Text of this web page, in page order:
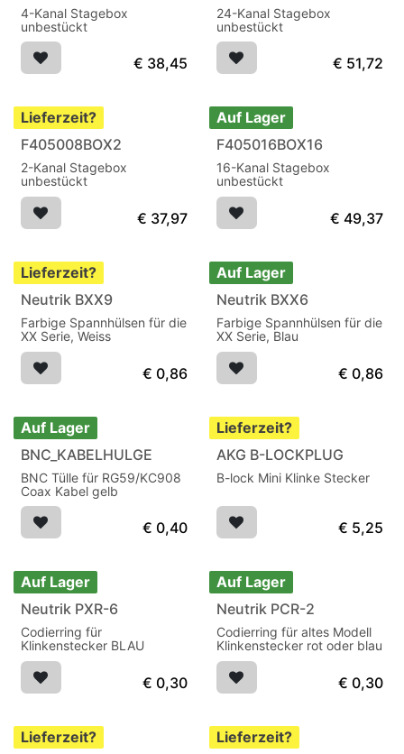
4-Kanal Stagebox
unbestückt
€ 38,45
24-Kanal Stagebox
unbestückt
€ 51,72
Lieferzeit?
F405008BOX2
2-Kanal Stagebox
unbestückt
€ 37,97
Auf Lager
F405016BOX16
16-Kanal Stagebox
unbestückt
€ 49,37
Lieferzeit?
Neutrik BXX9
Farbige Spannhülsen für die
XX Serie, Weiss
€ 0,86
Auf Lager
Neutrik BXX6
Farbige Spannhülsen für die
XX Serie, Blau
€ 0,86
Auf Lager
BNC_KABELHULGE
BNC Tülle für RG59/KC908
Coax Kabel gelb
€ 0,40
Lieferzeit?
AKG B-LOCKPLUG
B-lock Mini Klinke Stecker
€ 5,25
Auf Lager
Neutrik PXR-6
Codierring für
Klinkenstecker BLAU
€ 0,30
Auf Lager
Neutrik PCR-2
Codierring für altes Modell
Klinkenstecker rot oder blau
€ 0,30
Lieferzeit?
Lieferzeit?